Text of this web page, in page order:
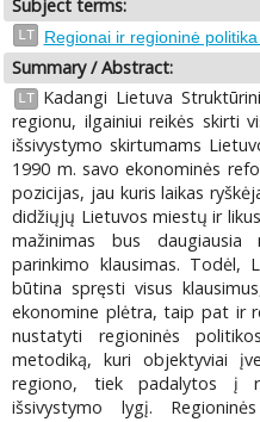
Subject terms:
LT Regionai ir regioninė
Summary / Abstract:
LT
Kadangi Lietuva
regionu, ilgainiui reikės skirti
išsivystymo skirtumams
1990 m. savo ekonominės
pozicijas, jau kuris laikas
didžiųjų Lietuvos miestų ir
mažinimas bus daugiausia
parinkimo klausimas. Todėl,
būtina spręsti visus
ekonomine plėtra, taip pat ir
nustatyti regioninės
metodiką, kuri objektyviai
regiono, tiek padalytos į
išsivystymo lygį.